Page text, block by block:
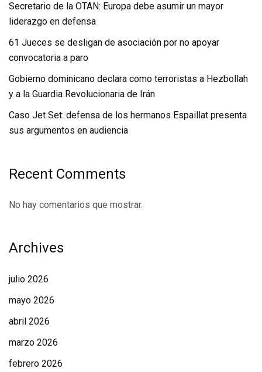
Secretario de la OTAN: Europa debe asumir un mayor
liderazgo en defensa
61 Jueces se desligan de asociación por no apoyar
convocatoria a paro
Gobierno dominicano declara como terroristas a Hezbollah
y a la Guardia Revolucionaria de Irán
Caso Jet Set: defensa de los hermanos Espaillat presenta
sus argumentos en audiencia
Recent Comments
No hay comentarios que mostrar.
Archives
julio 2026
mayo 2026
abril 2026
marzo 2026
febrero 2026